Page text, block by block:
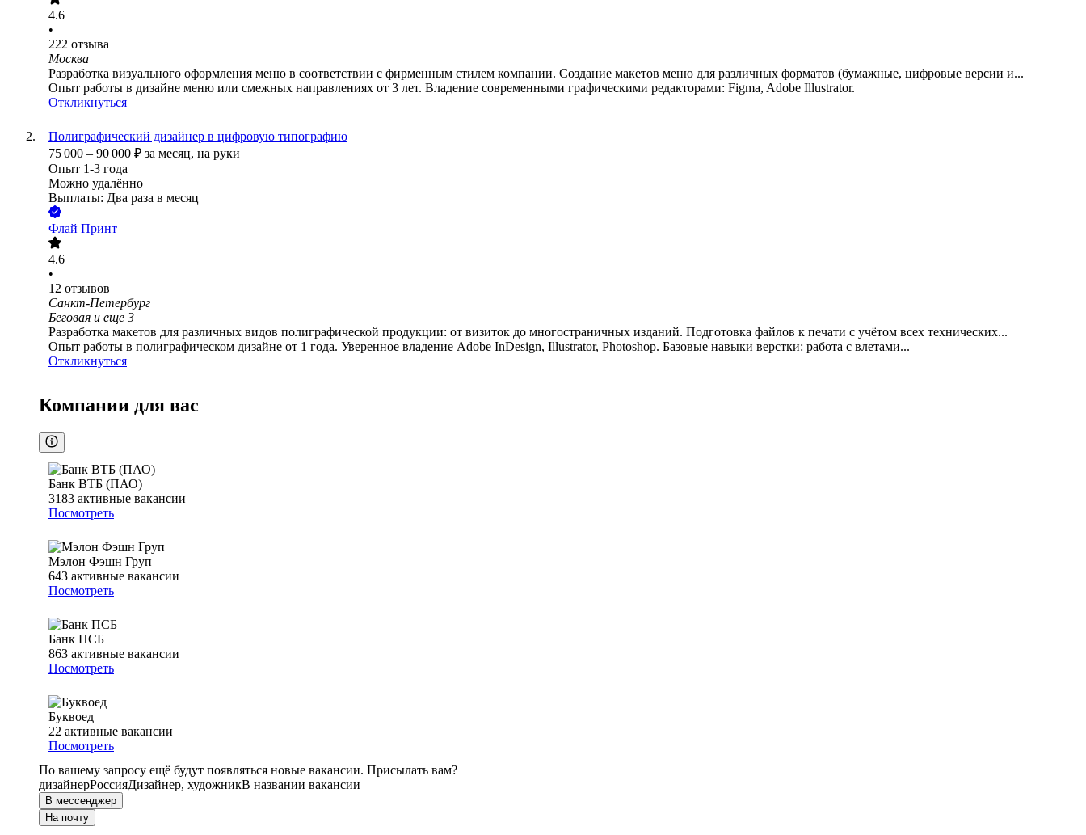
4.6
•
222 отзыва
Москва
Разработка визуального оформления меню в соответствии с фирменным стилем компании. Создание макетов меню для различных форматов (бумажные, цифровые версии и...
Опыт работы в дизайне меню или смежных направлениях от 3 лет. Владение современными графическими редакторами: Figma, Adobe Illustrator.
Откликнуться
Полиграфический дизайнер в цифровую типографию
75 000 – 90 000 ₽ за месяц, на руки
Опыт 1-3 года
Можно удалённо
Выплаты: Два раза в месяц
Флай Принт
4.6
•
12 отзывов
Санкт-Петербург
Беговая и еще 3
Разработка макетов для различных видов полиграфической продукции: от визиток до многостраничных изданий. Подготовка файлов к печати с учётом всех технических...
Опыт работы в полиграфическом дизайне от 1 года. Уверенное владение Adobe InDesign, Illustrator, Photoshop. Базовые навыки верстки: работа с влетами...
Откликнуться
Компании для вас
Банк ВТБ (ПАО)
3183 активные вакансии
Посмотреть
Мэлон Фэшн Груп
643 активные вакансии
Посмотреть
Банк ПСБ
863 активные вакансии
Посмотреть
Буквоед
22 активные вакансии
Посмотреть
По вашему запросу ещё будут появляться новые вакансии. Присылать вам?
дизайнерРоссияДизайнер, художникВ названии вакансии
В мессенджер
На почту